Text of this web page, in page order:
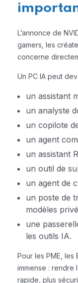
L’annonce de
gamers, les
concerne
Un PC IA peut
un assistant
un analyste
un copilote
un agent
un assistant
un outil de
un agent de
un poste de
modèles
une
les outils IA.
Pour les PME, les
immense : rendre
rapide, plus